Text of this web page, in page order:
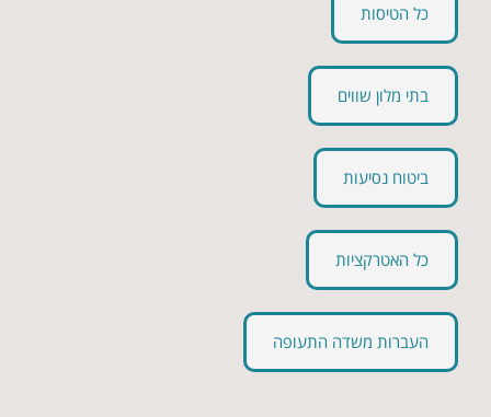
כל הטיסות
בתי מלון שווים
ביטוח נסיעות
כל האטרקציות
העברות משדה התעופה